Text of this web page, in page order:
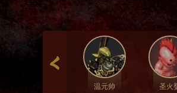
温元帅 圣火